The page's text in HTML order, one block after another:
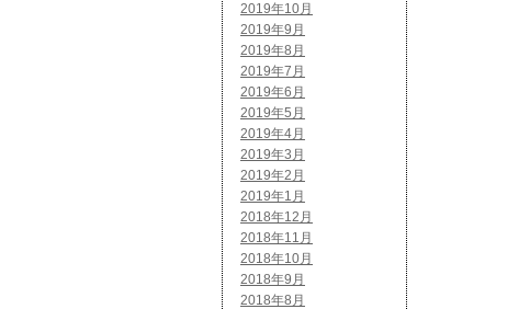
2019年10月
2019年9月
2019年8月
2019年7月
2019年6月
2019年5月
2019年4月
2019年3月
2019年2月
2019年1月
2018年12月
2018年11月
2018年10月
2018年9月
2018年8月